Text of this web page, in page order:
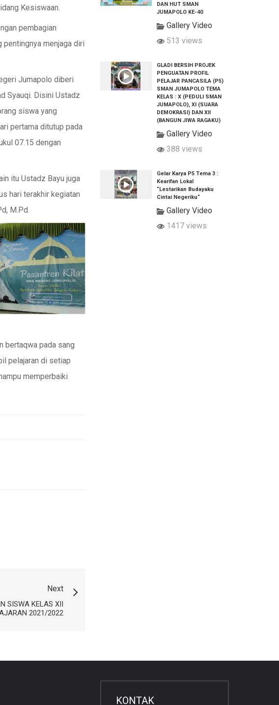
Kesiswaan.
pembagian
pentingnya menjaga diri
Jumapolo diberi
Syauqi. Disini Ustadz
siswa yang
pertama ditutup pada
07.15 dengan
itu Ustadz Bayu juga
hari terakhir kegiatan
M.Pd.
bertaqwa pada sang
pelajaran di setiap
memperbaiki
Next
SISWA KELAS XII
2021/2022
DAN HUT SMAN
JUMAPOLO KE-40
Gallery Video
513 views
GLADI BERSIH PROJEK
PENGUATAN PROFIL
PELAJAR PANCASILA (P5)
SMAN JUMAPOLO TEMA
KELAS : X (PEDULI SMAN
JUMAPOLO), XI (SUARA
DEMOKRASI) DAN XII
(BANGUN JIWA RAGAKU)
Gallery Video
388 views
Gelar Karya P5 Tema 3 :
Kearifan Lokal
“Lestarikan Budayaku
Cintai Negeriku“
Gallery Video
1417 views
KONTAK